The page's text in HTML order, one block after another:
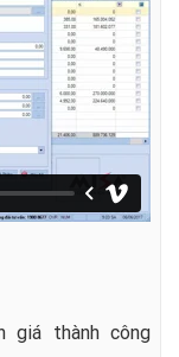
giá thành công